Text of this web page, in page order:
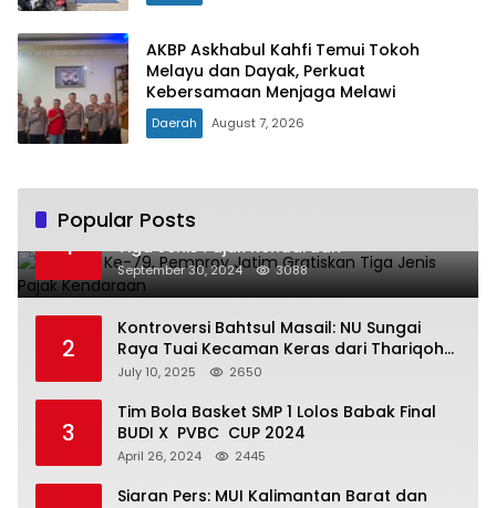
AKBP Askhabul Kahfi Temui Tokoh
Melayu dan Dayak, Perkuat
Kebersamaan Menjaga Melawi
Daerah August 7, 2026
Popular Posts
1
Hari Jadi Ke-79, Pemprov Jatim Gratiskan
Tiga Jenis Pajak Kendaraan
September 30, 2024 3088
2
Kontroversi Bahtsul Masail: NU Sungai
Raya Tuai Kecaman Keras dari Thariqoh
Al Mu’min
July 10, 2025 2650
3
Tim Bola Basket SMP 1 Lolos Babak Final
BUDI X PVBC CUP 2024
April 26, 2024 2445
Siaran Pers: MUI Kalimantan Barat dan